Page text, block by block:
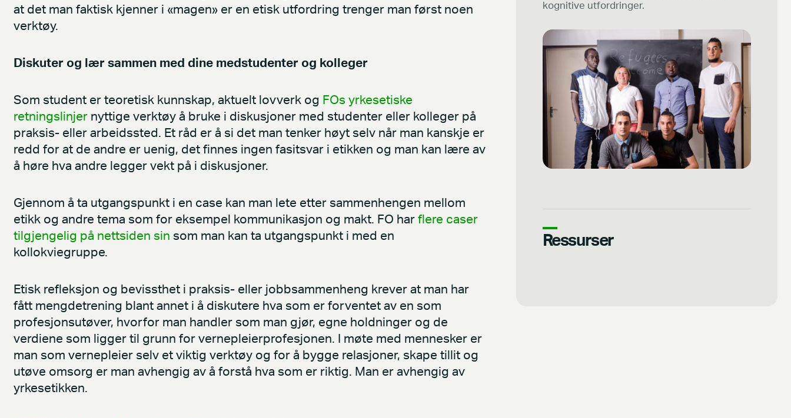
at det man faktisk kjenner i «magen» er en etisk utfordring trenger man først noen
verktøy.
Diskuter og lær sammen med dine medstudenter og kolleger
Som student er teoretisk kunnskap, aktuelt lovverk og FOs yrkesetiske
retningslinjernyttige verktøy å bruke i diskusjoner med studenter eller kolleger på
praksis- eller arbeidssted. Et råd er å si det man tenker høyt selv når man kanskje er
redd for at de andre er uenig, det finnes ingen fasitsvar i etikken og man kan lære av
å høre hva andre legger vekt på i diskusjoner.
Gjennom å ta utgangspunkt i en case kan man lete etter sammenhengen mellom
etikk og andre tema som for eksempel kommunikasjon og makt. FO har flere caser
tilgjengelig på nettsiden sin som man kan ta utgangspunkt i med en
kollokviegruppe.
Etisk refleksjon og bevissthet i praksis- eller jobbsammenheng krever at man har
fått mengdetrening blant annet i å diskutere hva som er forventet av en som
profesjonsutøver, hvorfor man handler som man gjør, egne holdninger og de
verdiene som ligger til grunn for vernepleierprofesjonen. I møte med mennesker er
man som vernepleier selv et viktig verktøy og for å bygge relasjoner, skape tillit og
utøve omsorg er man avhengig av å forstå hva som er riktig. Man er avhengig av
yrkesetikken.
kognitive utfordringer.
Ressurser